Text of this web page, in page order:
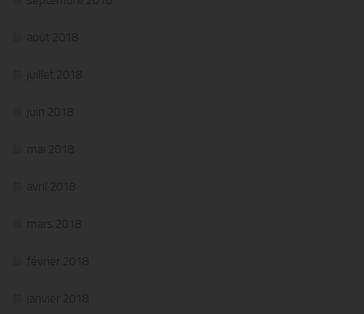
août 2018
juillet 2018
juin 2018
mai 2018
avril 2018
mars 2018
février 2018
janvier 2018